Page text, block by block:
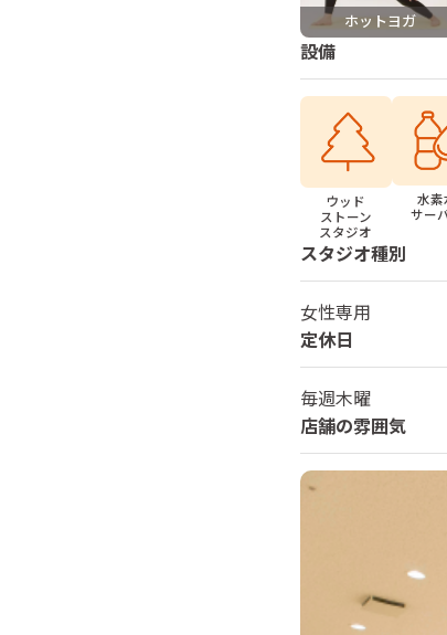
ホットヨガ
設備
ウッド
ストーン
スタジオ
水素
サー
スタジオ種別
女性専用
定休日
毎週木曜
店舗の雰囲気